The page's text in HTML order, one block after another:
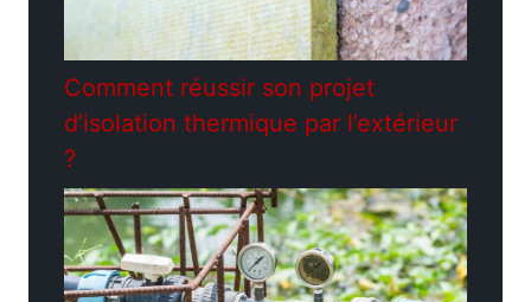
Comment réussir son projet
d’isolation thermique par l’extérieur
?